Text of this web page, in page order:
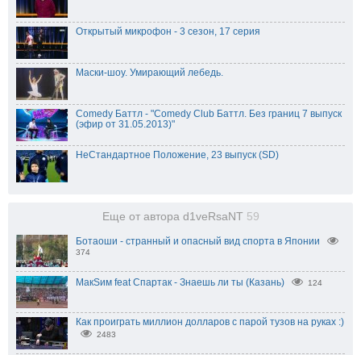
Открытый микрофон - 3 сезон, 17 серия
Маски-шоу. Умирающий лебедь.
Comedy Баттл - "Comedy Club Баттл. Без границ 7 выпуск
(эфир от 31.05.2013)"
НеСтандартное Положение, 23 выпуск (SD)
Еще от автора d1veRsaNT 59
Ботаоши - странный и опасный вид спорта в Японии
374
МакSим feat Спартак - Знаешь ли ты (Казань) 124
Как проиграть миллион долларов с парой тузов на руках :)
2483